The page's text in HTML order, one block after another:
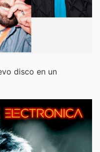
disco en un